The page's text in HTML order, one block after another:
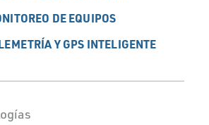
DE EQUIPOS
Y GPS INTELIGENTE